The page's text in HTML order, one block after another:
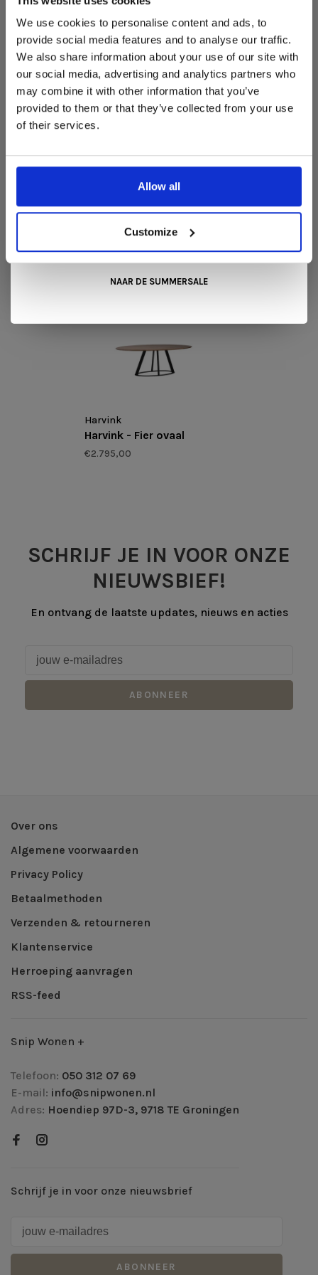
We use cookies to personalise content and ads, to
provide social media features and to analyse our traffic.
We also share information about your use of our site with
our social media, advertising and analytics partners who
may combine it with other information that you’ve
provided to them or that they’ve collected from your use
of their services.
Allow all
Customize
REVIEWS
• • • • •
JE BEOORDELING TOEVOEGEN
GERELATEERDE PRODUCTEN
Harvink
Harvink - Fier ovaal
€2.795,00
SCHRIJF JE IN VOOR ONZE
NIEUWSBIEF!
En ontvang de laatste updates, nieuws en acties
ABONNEER
Over ons
Algemene voorwaarden
Privacy Policy
Betaalmethoden
Verzenden & retourneren
Klantenservice
Herroeping aanvragen
RSS-feed
Snip Wonen +
Telefoon: 050 312 07 69
E-mail: info@snipwonen.nl
Adres: Hoendiep 97D-3, 9718 TE Groningen
Schrijf je in voor onze nieuwsbrief
ABONNEER
In onze showroom vind je een uitgebreide selectie
designmeubelen van gerenommeerde Nederlandse en Europese
merken. Onder andere showroommodellen vanHarvink ,
Gelderland,Swedese,Sculptures JeuxenArtisanzijn nu extra
voordelig verkrijgbaar. Profiteer van unieke aanbiedingen zolang
de voorraad strekt!
Liever nieuw bestellen? Ook dan krijgt u een vriendelijke
designmeubel geheel naar wens samen te stellen, met de
mag verwachten.
Kom langs in onze showroom, doe inspiratie op en ontdek de
mooiste aanbiedingen tijdens de
Summer Sale van Snip
. De koffie of thee staat voor je klaar!
NAAR DE SUMMERSALE